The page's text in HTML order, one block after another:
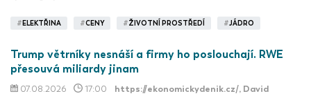
# ELEKTŘINA #CENY #ŽIVOTNÍ PROSTŘEDÍ #JÁDRO
Trump větrníky nesnáší a firmy ho poslouchají. RWE
přesouvá miliardy jinam
07.08.2026 17:00 https://ekonomickydenik.cz/, David